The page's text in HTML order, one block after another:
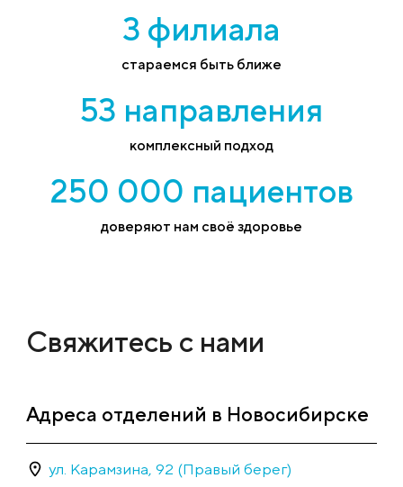
3 филиала
стараемся быть ближе
53 направления
комплексный подход
250 000 пациентов
доверяют нам своё здоровье
Свяжитесь с нами
Адреса отделений в Новосибирске
ул. Карамзина, 92 (Правый берег)